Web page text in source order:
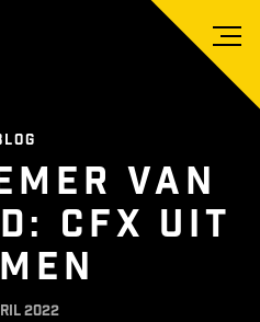
VAN
CFX UIT
2022